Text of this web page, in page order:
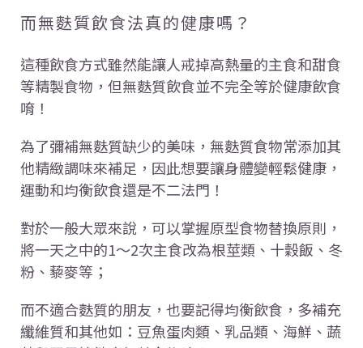
而無麩質飲食法真的健康嗎？
這種飲食方式雖然能讓人戒掉高熱量的主食和甜食
等精製食物，但無麩質飲食並不完全等於健康飲食
唷！
為了彌補無麩質缺少的美味，無麩質食物常添加其
他精緻調味來補足，因此想要讓身體變輕鬆健康，
運動和均衡飲食還是不二法門！
對於一般大眾來說，可以掌握原型食物替換原則，
將一天之中的1～2次主食改為根莖類、十穀飯、冬
粉、藜麥等；
而不適合麩質的朋友，也要記得均衡飲食，多補充
纖維質和其他如：豆魚蛋肉類、乳品類、海鮮、蔬